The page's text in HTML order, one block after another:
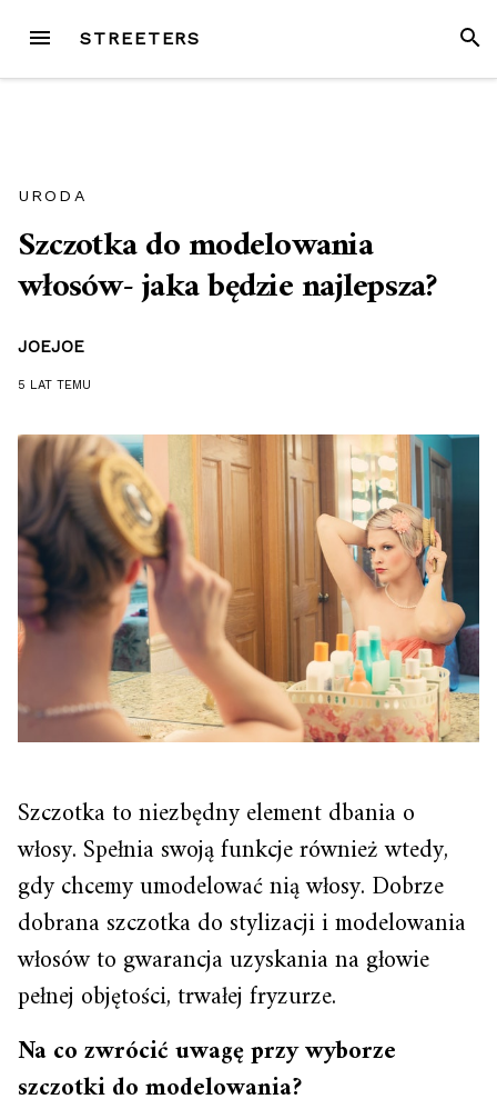
treści
MENU STREETERS
URODA
Szczotka do modelowania
włosów- jaka będzie najlepsza?
JOEJOE
5 LAT TEMU
Szczotka to niezbędny element dbania o
włosy. Spełnia swoją funkcje również wtedy,
gdy chcemy umodelować nią włosy. Dobrze
dobrana szczotka do stylizacji i modelowania
włosów to gwarancja uzyskania na głowie
pełnej objętości, trwałej fryzurze.
Na co zwrócić uwagę przy wyborze
szczotki do modelowania?